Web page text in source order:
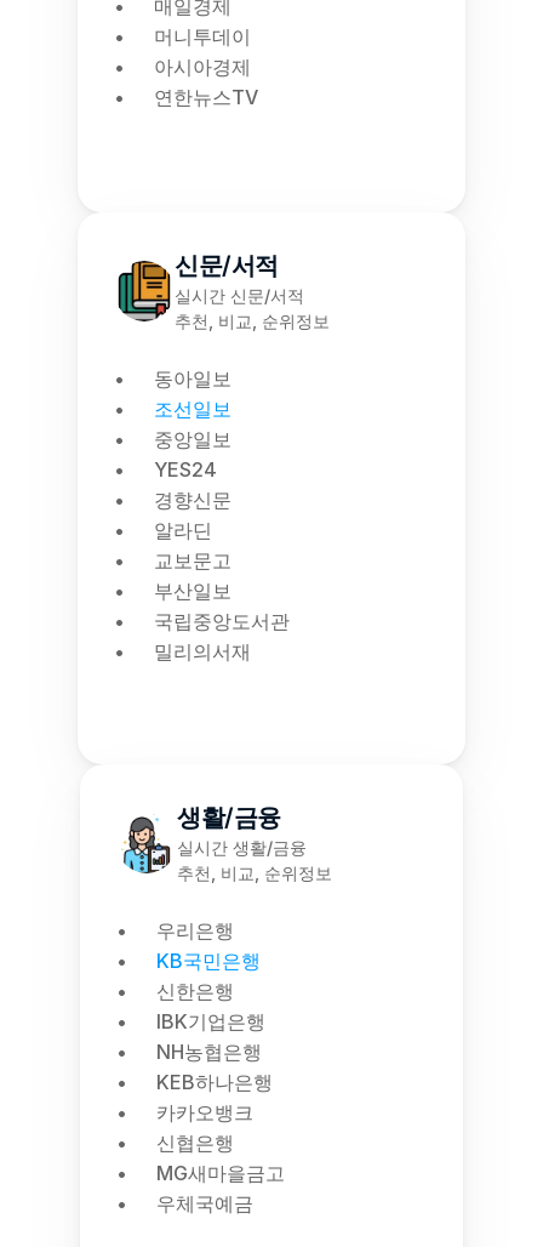
매일경제
머니투데이
아시아경제
연한뉴스TV
신문/서적
실시간 신문/서적
추천, 비교, 순위정보
동아일보
조선일보
중앙일보
YES24
경향신문
알라딘
교보문고
부산일보
국립중앙도서관
밀리의서재
생활/금융
실시간 생활/금융
추천, 비교, 순위정보
우리은행
KB국민은행
신한은행
IBK기업은행
NH농협은행
KEB하나은행
카카오뱅크
신협은행
MG새마을금고
우체국예금